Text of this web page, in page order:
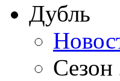
Дубль
Сезон